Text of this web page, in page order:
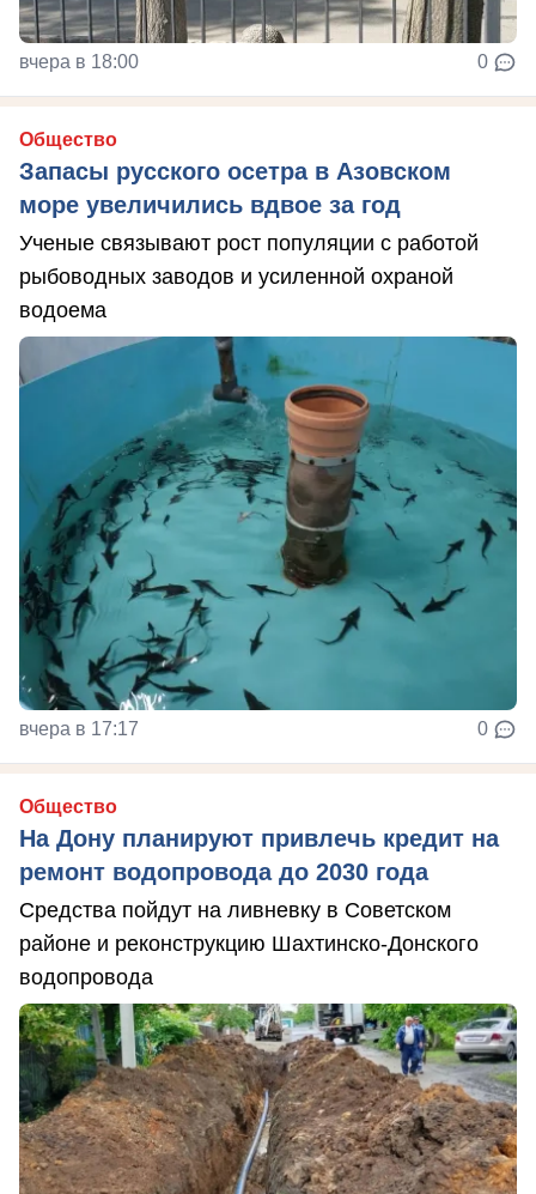
вчера в 18:00 0
Общество
Запасы русского осетра в Азовском
море увеличились вдвое за год
Ученые связывают рост популяции с работой
рыбоводных заводов и усиленной охраной
водоема
вчера в 17:17 0
Общество
На Дону планируют привлечь кредит на
ремонт водопровода до 2030 года
Средства пойдут на ливневку в Советском
районе и реконструкцию Шахтинско-Донского
водопровода